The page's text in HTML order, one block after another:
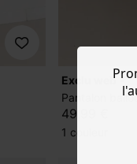
exclu web
Pantalon
49,99 €
1 couleur